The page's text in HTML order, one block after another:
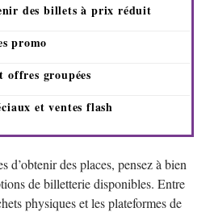
des billets à prix réduit
promo
offres groupées
et ventes flash
d’obtenir des places, pensez à bien
de billetterie disponibles. Entre
physiques et les plateformes de